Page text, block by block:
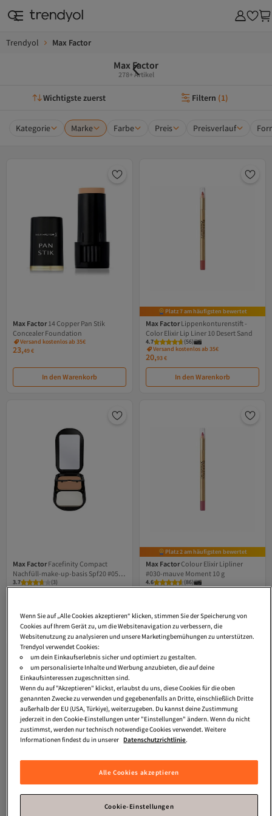
Trendyol Max Factor
Max Factor
278+ Artikel
Wichtigste zuerst Filtern (1)
Kategorie Marke Farbe Preis Preisverlauf
Max Factor 14 Copper Pan Stik
Concealer Foundation
Versand kostenlos ab 35€
23,49€
In den Warenkorb
Platz 7 am häufigsten bewertet
Max Factor Lippenkonturenstift -
Color Elixir Lip Liner 10 Desert Sand
4.7 (56)
Versand kostenlos ab 35€
20,93€
In den Warenkorb
Max Factor Facefinity Compact
Nachfüll-make-up-basis Spf20 #05-
sand Nachfüllung 10 gr
3.7 (3)
Versand kostenlos ab 35€
In den Warenkorb
Platz 2 am häufigsten bewertet
Max FactorColour Elixir Lipliner
#030-mauve Moment 10 g
4.6 (86)
Versand kostenlos ab 35€
In den Warenkorb
Max Factor
Wenn Sie auf „Alle Cookies akzeptieren“ klicken, stimmen Sie der Speicherung von
Cookies auf Ihrem Gerät zu, um die Websitenavigation zu verbessern, die
Websitenutzung zu analysieren und unsere Marketingbemühungen zu unterstützen.
Trendyol verwendet Cookies:
um dein Einkaufserlebnis sicher und optimiert zu gestalten.
um personalisierte Inhalte und Werbung anzubieten, die auf deine
Einkaufsinteressen zugeschnitten sind.
Wenn du auf "Akzeptieren" klickst, erlaubst du uns, diese Cookies für die oben
genannten Zwecke zu verwenden und gegebenenfalls an Dritte, einschließlich Dritte
außerhalb der EU (USA, Türkiye), weiterzugeben. Du kannst deine Zustimmung
jederzeit in den Cookie-Einstellungen unter "Einstellungen" ändern. Wenn du nicht
zustimmst, werden nur technisch notwendige Cookies verwendet. Weitere
Informationen findest du in unserer Datenschutzrichtlinie.
Alle Cookies akzeptieren
Cookie-Einstellungen